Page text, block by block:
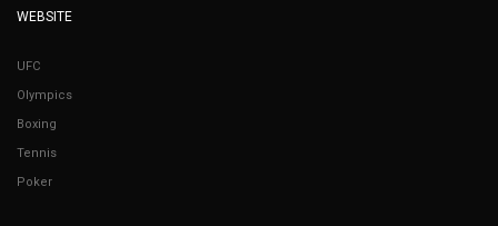
WEBSITE
UFC
Olympics
Boxing
Tennis
Poker